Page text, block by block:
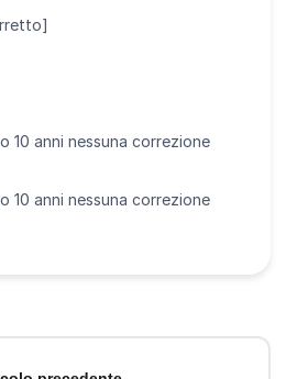
10 anni nessuna correzione
10 anni nessuna correzione